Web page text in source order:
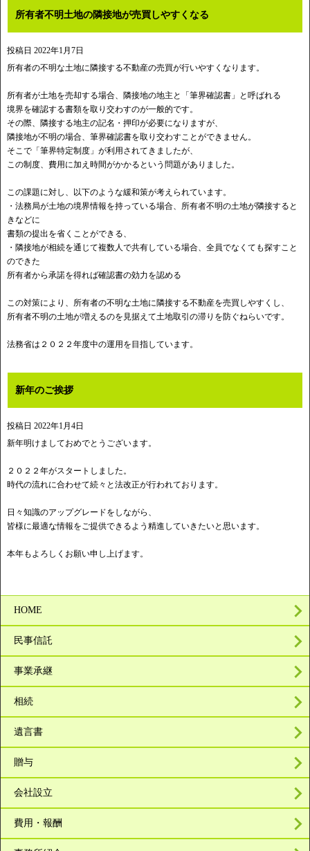
所有者不明土地の隣接地が売買しやすくなる
投稿日 2022年1月7日
所有者の不明な土地に隣接する不動産の売買が行いやすくなります。
所有者が土地を売却する場合、隣接地の地主と「筆界確認書」と呼ばれる
境界を確認する書類を取り交わすのが一般的です。
その際、隣接する地主の記名・押印が必要になりますが、
隣接地が不明の場合、筆界確認書を取り交わすことができません。
そこで「筆界特定制度」が利用されてきましたが、
この制度、費用に加え時間がかかるという問題がありました。
この課題に対し、以下のような緩和策が考えられています。
・法務局が土地の境界情報を持っている場合、所有者不明の土地が隣接すると
きなどに
書類の提出を省くことができる、
・隣接地が相続を通じて複数人で共有している場合、全員でなくても探すこと
のできた
所有者から承諾を得れば確認書の効力を認める
この対策により、所有者の不明な土地に隣接する不動産を売買しやすくし、
所有者不明の土地が増えるのを見据えて土地取引の滞りを防ぐねらいです。
法務省は２０２２年度中の運用を目指しています。
新年のご挨拶
投稿日 2022年1月4日
新年明けましておめでとうございます。
２０２２年がスタートしました。
時代の流れに合わせて続々と法改正が行われております。
日々知識のアップグレードをしながら、
皆様に最適な情報をご提供できるよう精進していきたいと思います。
本年もよろしくお願い申し上げます。
HOME
民事信託
事業承継
相続
遺言書
贈与
会社設立
費用・報酬